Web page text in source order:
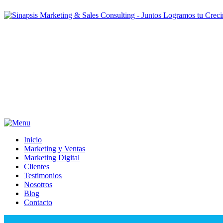
Inicio
Marketing y Ventas
Marketing Digital
Clientes
Testimonios
Nosotros
Blog
Contacto